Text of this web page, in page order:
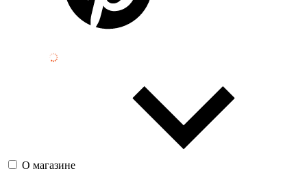
О магазине